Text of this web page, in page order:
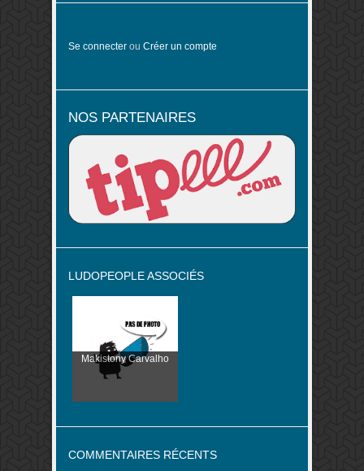
Se connecter ou Créer un compte
NOS PARTENAIRES
LUDOPEOPLE ASSOCIÉS
Makistony Carvalho
COMMENTAIRES RÉCENTS